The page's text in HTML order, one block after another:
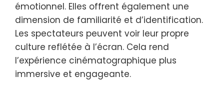
émotionnel. Elles offrent également une
dimension de familiarité et d’identification.
Les spectateurs peuvent voir leur propre
culture reflétée à l’écran. Cela rend
l’expérience cinématographique plus
immersive et engageante.